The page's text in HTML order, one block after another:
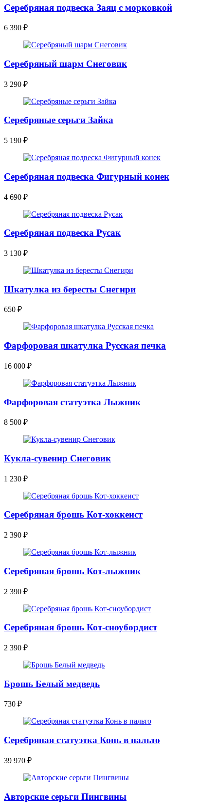
Серебряная подвеска Заяц с морковкой
6 390 ₽
Серебряный шарм Снеговик
3 290 ₽
Серебряные серьги Зайка
5 190 ₽
Серебряная подвеска Фигурный конек
4 690 ₽
Серебряная подвеска Русак
3 130 ₽
Шкатулка из бересты Снегири
650 ₽
Фарфоровая шкатулка Русская печка
16 000 ₽
Фарфоровая статуэтка Лыжник
8 500 ₽
Кукла-сувенир Снеговик
1 230 ₽
Серебряная брошь Кот-хоккеист
2 390 ₽
Серебряная брошь Кот-лыжник
2 390 ₽
Серебряная брошь Кот-сноубордист
2 390 ₽
Брошь Белый медведь
730 ₽
Серебряная статуэтка Конь в пальто
39 970 ₽
Авторские серьги Пингвины